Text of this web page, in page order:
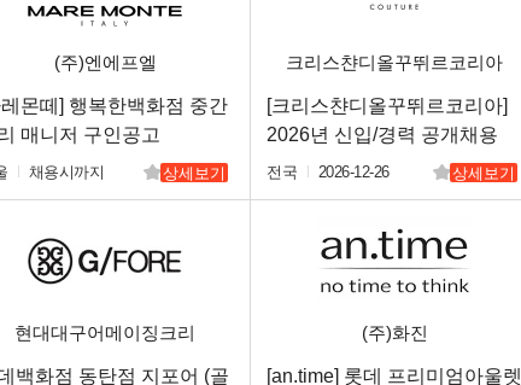
(주)엔에프엘
레몬떼] 행복한백화점 중간
매니저 구인공고
채용시까지 상세보기
크리스챤디올꾸뛰르코리아
[크리스챤디올꾸뛰르코리아]
2026년 신입/경력 공개채용
전국 2026-12-26 상세보기
현대대구어메이징크리
백화점 동탄점 지포어 (골
(주)화진
[an.time] 롯데 프리미엄아울렛